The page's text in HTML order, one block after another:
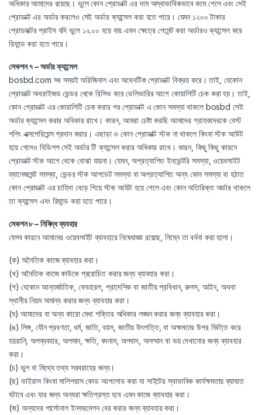
অধিকার আমাদের রয়েছে। ভুলে কোন প্রোডাক্ট এর দাম অস্বাভাবিকভাবে কমে গেলে এবং সেই
প্রোডাক্ট এর অর্ডার করলেও সেই অর্ডার ক্যান্সেল করা হতে পারে। যেমন ১২০০ টাকার
প্রোডাক্টের প্রাইস যদি ভুলে ১২.০০ হয়ে যায় এমন ক্ষেত্রে পেমেন্ট করা অর্ডারও ক্যান্সেল করে
রিফান্ড করা হতে পারে।
সেকশন ৭ – অর্ডার ক্যান্সেল
bosbd.com সব সময়ই অরিজিনাল এবং অথেনটিক প্রোডাক্ট বিক্রয় করে। তাই, যেকোন
প্রোডাক্ট অথরাইজড ভেন্ডর থেকে রিসিভ করে ডেলিভারির আগে কোয়ালিটি চেক করা হয়। তাই,
কোন প্রোডাক্ট এর কোয়ালিটি চেক করার পর প্রোডাক্ট এ কোন সমস্যা থাকলে bosbd সেই
অর্ডার ক্যান্সেল করার অধিকার রাখে। কারন, আমরা চেষ্টা করছি আমাদের গ্রাহকদেরকে বেস্ট
শপিং এক্সপেরিয়েন্স প্রদান করার। এছাড়া ও কোন প্রোডাক্ট স্টক না থাকলে কিংবা স্টক আউট
হয়ে গেলেও বিডিশপ সেই অর্ডার টি ক্যান্সেল করার অধিকার রাখে। কারন, কিছু কিছু কারনে
প্রোডাক্ট স্টক আগে থেকে বোঝা যায়না। যেমন, অপ্রত্যাশিত ইনভেন্টরি সমস্যা, ওয়েবসাইট
ম্যানেজমেন্ট সমস্যা, ভেন্ডর স্টক আপডেট সমস্যা বা অপ্রত্যাশিত অন্য কোন সমস্যা বা হঠাত
কোন প্রোডাক্ট এর চাহিদা বেড়ে গিয়ে স্টক আউট হয়ে গেলে এবং কোন অতিরিক্ত অর্ডার থাকলে
তা ক্যান্সেল এবং রিফান্ড করা হতে পারে।
সেকশন ৮ – নিষিদ্ধ ব্যবহার
যেসব কারনে আমাদের ওয়েবসাইট ব্যাবহারে নিষেধাজ্ঞা রয়েছে, নিম্নে তা বর্ননা করা হলো।
(ক) অনৈতিক কাজে ব্যাবহার করা।
(খ) অনৈতিক কাজে কাউকে প্ররোচিত করার জন্য ব্যাবহার করা।
(গ) যেকোন আন্তর্জাতিক, ফেডারেল, প্রাদেশিক বা জাতীয় প্রবিধান, রুলস, আইন, অথবা
স্থানীয় নিয়ম অমান্য করার জন্য ব্যাবহার করা।
(ঘ) আমাদের বা অন্য কারো মেধা শক্তির অধিকার লঙ্ঘন করার জন্য ব্যাবহার করা।
(ঙ) লিঙ্গ, যৌন প্রবণতা, ধর্ম, জাতি, বয়স, জাতীয় উৎপত্তি, বা অক্ষমতার উপর ভিত্তি করে
হয়রানি, অপব্যবহার, অপমান, ক্ষতি, বদনাম, অপবাদ, অসম্মান বা ভয় দেখানোর জন্য ব্যাবহার
করা।
(চ) ভুল বা মিথ্যে তথ্য সরবরাহের জন্য।
(ছ) ভাইরাস কিংবা মালিশয়াস কোড আপলোড করা যা সাইটের স্বাভাবিক কার্যক্ষমতায় ব্যাঘাত
ঘটাবে এবং যার জন্য অন্যরা ক্ষতিগ্রস্ত হবে এমন কাজে ব্যাবহার করা।
(জ) অন্যদের পার্সোনাল ইনফরমেশন বের করার জন্য ব্যাবহার করা।